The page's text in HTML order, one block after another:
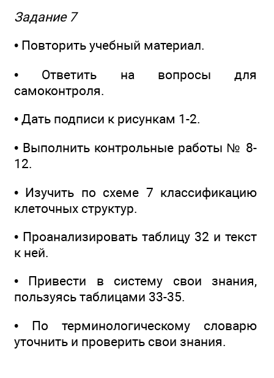
Задание 7
• Повторить учебный материал.
• Ответить на вопросы для
самоконтроля.
• Дать подписи к рисункам 1-2.
• Выполнить контрольные работы № 8-
12.
• Изучить по схеме 7 классификацию
клеточных структур.
• Проанализировать таблицу 32 и текст
к ней.
• Привести в систему свои знания,
пользуясь таблицами 33-35.
• По терминологическому словарю
уточнить и проверить свои знания.